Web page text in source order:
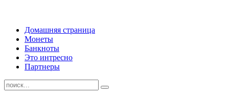
Домашняя страница
Монеты
Банкноты
Это интресно
Партнеры